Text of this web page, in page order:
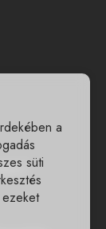
6.
a
süti